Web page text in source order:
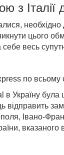
з Італії
необхідно
цього
весь
по всьому
в Україну
відправить
Івано-
вказаного